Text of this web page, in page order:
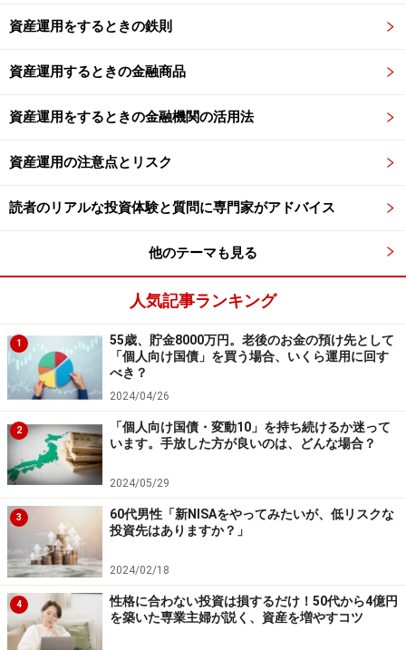
株式、不動産（リート）、コモディティを投資対象とす
る投資信託が候補になり、中でも値動きがわかりやすく
低コストのインデックス型がおすすめです。たとえば
ックスファンド、もしくはＥＴＦ（上場投資信託）
など
です。
また、国内物価の上昇は為替の円安を促します。国内資
産に投資するものだけでなく、外国の株式やリートとい
散投資の効果も期待できます。あらかじめ複数資産が組
み合わさったバランス型ファンドもよいでしょう。
いずれにしても価格変動はそれなりにあるので、自分に
とって無理のない範囲で少しずつ始めてみることが大切
です。
債券もインフレ対応型なら選択肢に
どうしても価格変動に抵抗がある、という人は、ある程
度物価上昇に対応できるタイプの債券での運用から始め
てみるのも一手。固定利回りの債券は基本的にインフレ
に弱いとされますが、「変動10年の個人向け国債」であ
れば将来金利が上昇した時には連動して適用金利がアッ
プするので、インフレ対応型といえます。
資産運用をするときの鉄則
資産運用するときの金融商品
資産運用をするときの金融機関の活用法
資産運用の注意点とリスク
読者のリアルな投資体験と質問に専門家がアドバイス
他のテーマも見る
人気記事ランキング
1
55歳、貯金8000万円。老後のお金の預け先として
「個人向け国債」を買う場合、いくら運用に回す
べき？
2024/04/26
2
「個人向け国債・変動10」を持ち続けるか迷って
います。手放した方が良いのは、どんな場合？
2024/05/29
3
60代男性「新NISAをやってみたいが、低リスクな
投資先はありますか？」
2024/02/18
4
性格に合わない投資は損するだけ！50代から4億円
を築いた専業主婦が説く、資産を増やすコツ